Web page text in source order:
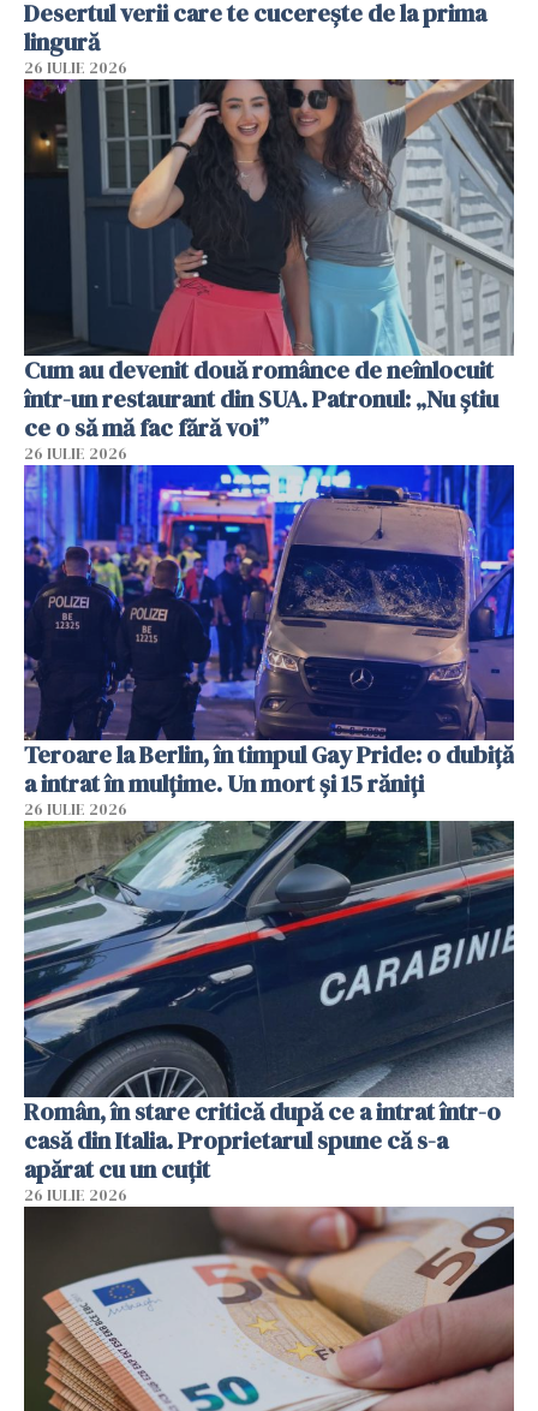
Desertul verii care te cucerește de la prima
lingură
26 IULIE 2026
Cum au devenit două românce de neînlocuit
într-un restaurant din SUA. Patronul: „Nu știu
ce o să mă fac fără voi”
26 IULIE 2026
Teroare la Berlin, în timpul Gay Pride: o dubiță
a intrat în mulțime. Un mort și 15 răniți
26 IULIE 2026
Român, în stare critică după ce a intrat într-o
casă din Italia. Proprietarul spune că s-a
apărat cu un cuțit
26 IULIE 2026